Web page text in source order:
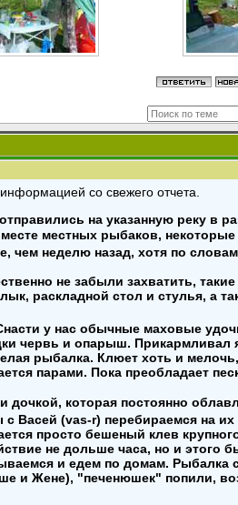
со свежего отчета.
на указанную реку в
местных рыбаков, некоторые
чем неделю назад, хотя по
не забыли захватить,
раскладной стол и стулья, а
у нас обычные маховые
червь и опарыш. Прикармливал
рыбалка. Клюет хоть и
парами. Пока преобладает
которая постоянно
Васей (vas-r) перебираемся на их
просто бешеный клев
не дольше часа, но и этого
и едем по домам. Рыбалка
и Жене), "печенюшек" попили,